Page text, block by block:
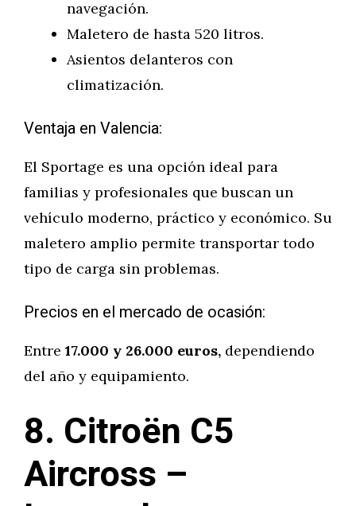
navegación.
Maletero de hasta 520 litros.
Asientos delanteros con
climatización.
Ventaja en Valencia:
El Sportage es una opción ideal para
familias y profesionales que buscan un
vehículo moderno, práctico y económico. Su
maletero amplio permite transportar todo
tipo de carga sin problemas.
Precios en el mercado de ocasión:
Entre 17.000 y 26.000 euros, dependiendo
del año y equipamiento.
8. Citroën C5
Aircross –